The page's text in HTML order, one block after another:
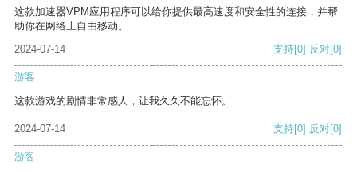
这款加速器VPM应用程序可以给你提供最高速度和安全性的连接，并帮
助你在网络上自由移动。
2024-07-14
支持[0] 反对[0]
游客
这款游戏的剧情非常感人，让我久久不能忘怀。
2024-07-14 支持[0] 反对[0]
游客